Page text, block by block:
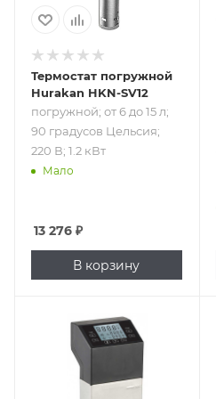
Термостат погружной
Hurakan HKN-SV12
погружной; от 6 до 15 л;
90 градусов Цельсия;
220 В; 1.2 кВт
Мало
13 276 ₽
В корзину
Подпись к товару
погружной; 30 л;
220 В; 1.5 кВт